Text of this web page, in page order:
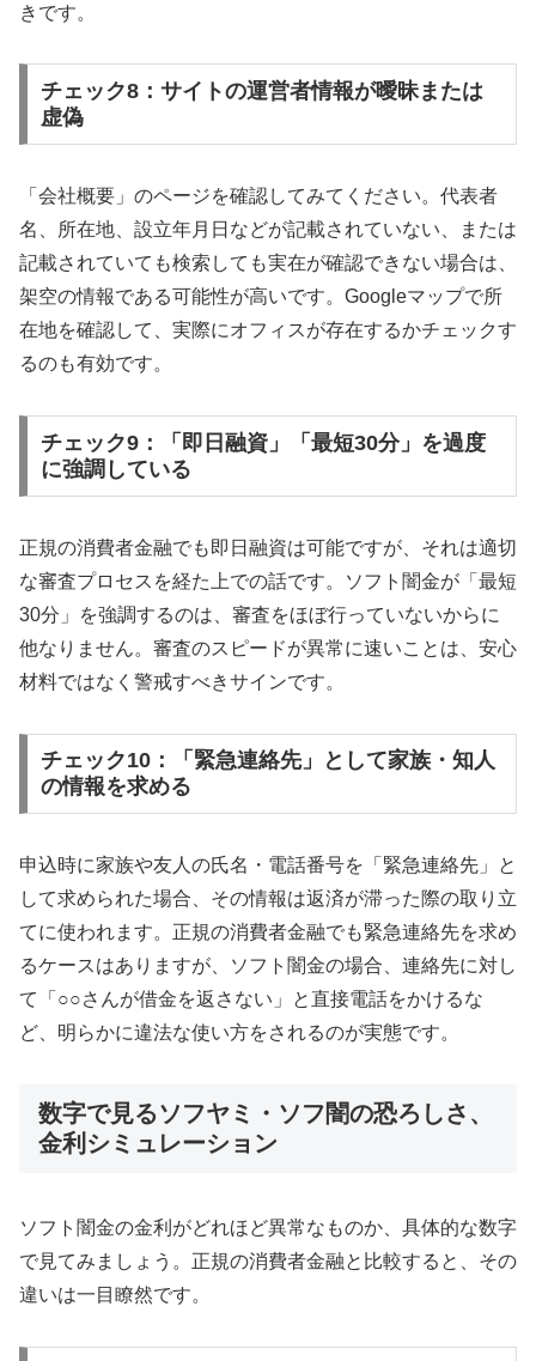
きです。
チェック8：サイトの運営者情報が曖昧または
虚偽
「会社概要」のページを確認してみてください。代表者
名、所在地、設立年月日などが記載されていない、または
記載されていても検索しても実在が確認できない場合は、
架空の情報である可能性が高いです。Googleマップで所
在地を確認して、実際にオフィスが存在するかチェックす
るのも有効です。
チェック9：「即日融資」「最短30分」を過度
に強調している
正規の消費者金融でも即日融資は可能ですが、それは適切
な審査プロセスを経た上での話です。ソフト闇金が「最短
30分」を強調するのは、審査をほぼ行っていないからに
他なりません。審査のスピードが異常に速いことは、安心
材料ではなく警戒すべきサインです。
チェック10：「緊急連絡先」として家族・知人
の情報を求める
申込時に家族や友人の氏名・電話番号を「緊急連絡先」と
して求められた場合、その情報は返済が滞った際の取り立
てに使われます。正規の消費者金融でも緊急連絡先を求め
るケースはありますが、ソフト闇金の場合、連絡先に対し
て「○○さんが借金を返さない」と直接電話をかけるな
ど、明らかに違法な使い方をされるのが実態です。
数字で見るソフヤミ・ソフ闇の恐ろしさ、
金利シミュレーション
ソフト闇金の金利がどれほど異常なものか、具体的な数字
で見てみましょう。正規の消費者金融と比較すると、その
違いは一目瞭然です。